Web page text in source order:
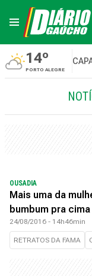
14º
PORTO ALEGRE
OUSADIA
Mais uma da
bumbum pra
24/08/2016 - 14h46min
RETRATOS DA FAMA